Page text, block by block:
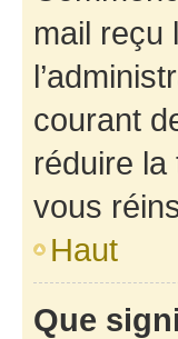
mail reçu
courant
réduire
vous
Haut
Que